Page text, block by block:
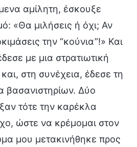
αμίλητη, έσκουξε
«Θα μιλήσεις ή όχι; Αν
την “κούνια”!» Και
με μια στρατιωτική
στη συνέχεια, έδεσε τη
βασανιστηρίων. Δύο
τότε την καρέκλα
ώστε να κρέμομαι στον
μου μετακινήθηκε προς